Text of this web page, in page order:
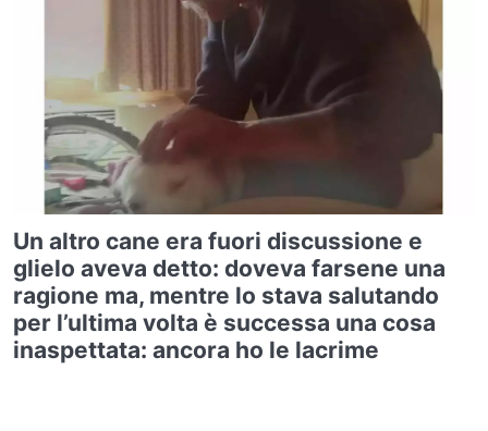
Un altro cane era fuori discussione e
glielo aveva detto: doveva farsene una
ragione ma, mentre lo stava salutando
per l’ultima volta è successa una cosa
inaspettata: ancora ho le lacrime